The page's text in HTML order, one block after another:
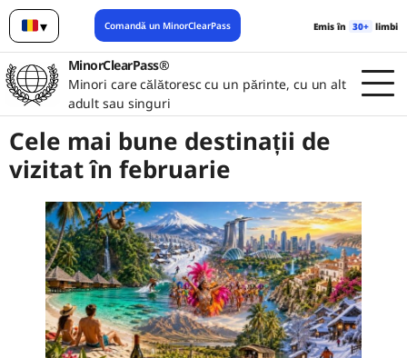
▾
Română
Comandă un MinorClearPass Emis în 30+ limbi
MinorClearPass®
Minori care călătoresc cu un părinte, cu un alt
adult sau singuri
Cele mai bune destinații de
vizitat în februarie